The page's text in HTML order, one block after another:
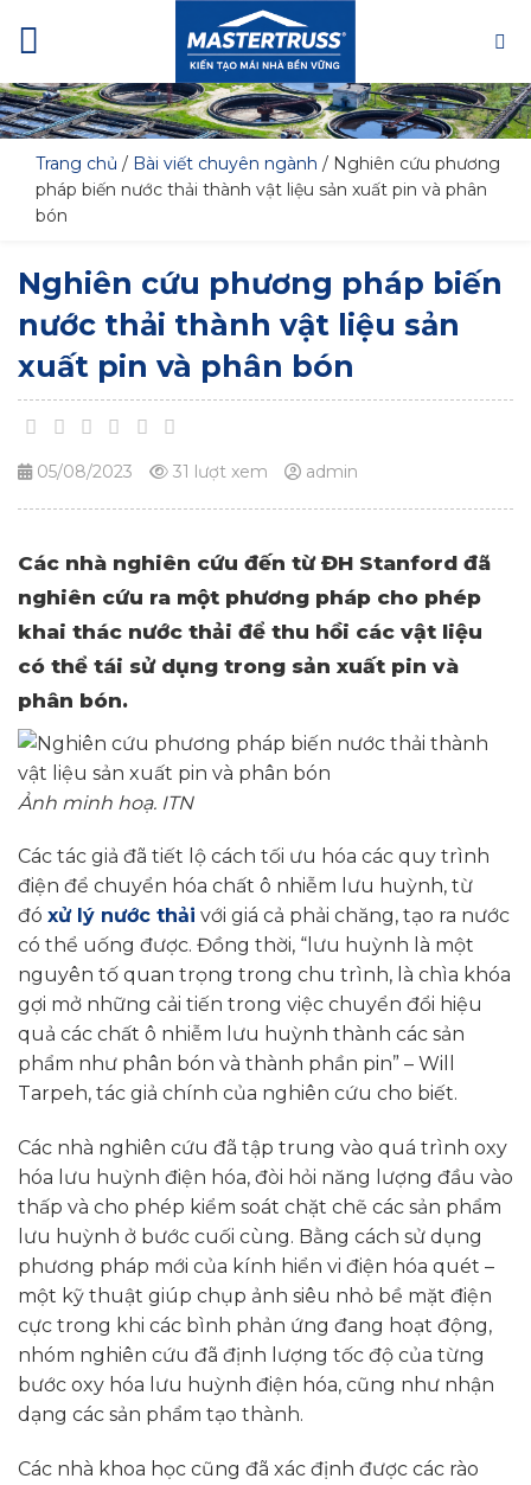
Trang chủ / Bài viết chuyên ngành / Nghiên cứu phương
pháp biến nước thải thành vật liệu sản xuất pin và phân
bón
Nghiên cứu phương pháp biến
nước thải thành vật liệu sản
xuất pin và phân bón
05/08/2023 31 lượt xem admin
Các nhà nghiên cứu đến từ ĐH Stanford đã
nghiên cứu ra một phương pháp cho phép
khai thác nước thải để thu hồi các vật liệu
có thể tái sử dụng trong sản xuất pin và
phân bón.
Ảnh minh hoạ. ITN
Các tác giả đã tiết lộ cách tối ưu hóa các quy trình
điện để chuyển hóa chất ô nhiễm lưu huỳnh, từ
đó xử lý nước thải với giá cả phải chăng, tạo ra nước
có thể uống được. Đồng thời, “lưu huỳnh là một
nguyên tố quan trọng trong chu trình, là chìa khóa
gợi mở những cải tiến trong việc chuyển đổi hiệu
quả các chất ô nhiễm lưu huỳnh thành các sản
phẩm như phân bón và thành phần pin” – Will
Tarpeh, tác giả chính của nghiên cứu cho biết.
Các nhà nghiên cứu đã tập trung vào quá trình oxy
hóa lưu huỳnh điện hóa, đòi hỏi năng lượng đầu vào
thấp và cho phép kiểm soát chặt chẽ các sản phẩm
lưu huỳnh ở bước cuối cùng. Bằng cách sử dụng
phương pháp mới của kính hiển vi điện hóa quét –
một kỹ thuật giúp chụp ảnh siêu nhỏ bề mặt điện
cực trong khi các bình phản ứng đang hoạt động,
nhóm nghiên cứu đã định lượng tốc độ của từng
bước oxy hóa lưu huỳnh điện hóa, cũng như nhận
dạng các sản phẩm tạo thành.
Các nhà khoa học cũng đã xác định được các rào